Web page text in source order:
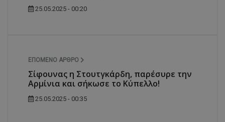
25.05.2025 - 00:20
ΕΠΌΜΕΝΟ ΆΡΘΡΟ
Σίφουνας η Στουτγκάρδη, παρέσυρε την
Αρμίνια και σήκωσε το Κύπελλο!
25.05.2025 - 00:35